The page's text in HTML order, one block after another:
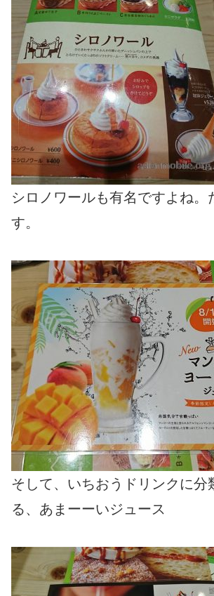
シロノワールも有名ですよね。
す。
そして、いちおうドリンクに分
る、あまーーいジュース